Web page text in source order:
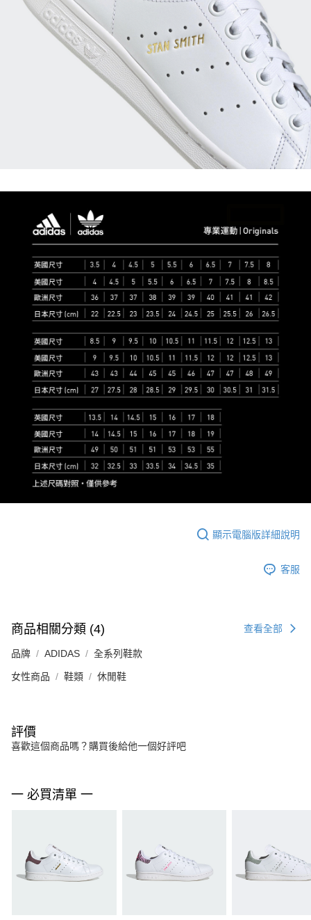
顯示電腦版詳細說明
客服
商品相關分類 (4) 查看全部
品牌 ADIDAS 全系列鞋款
女性商品 鞋類 休閒鞋
評價
喜歡這個商品嗎？購買後給他一個好評吧
一 必買清單 一